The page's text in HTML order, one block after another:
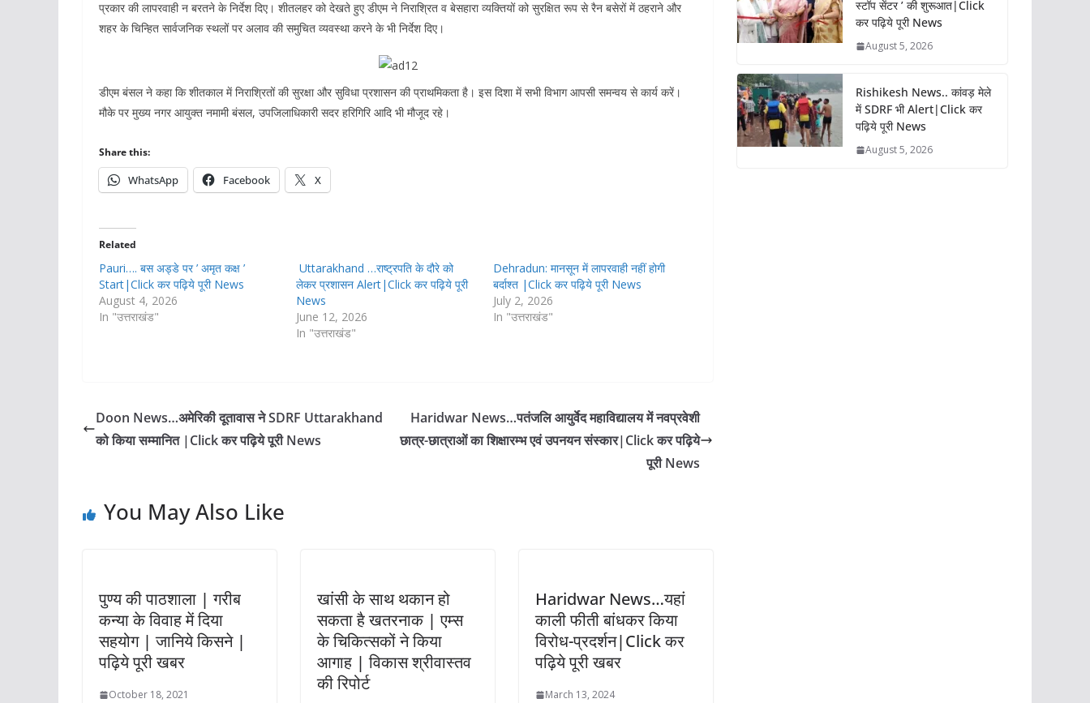
प्रकार की लापरवाही न बरतने के निर्देश दिए। शीतलहर को देखते हुए डीएम ने निराश्रित व बेसहारा व्यक्तियों को सुरक्षित रूप से रैन बसेरों में ठहराने और
शहर के चिन्हित सार्वजनिक स्थलों पर अलाव की समुचित व्यवस्था करने के भी निर्देश दिए।
डीएम बंसल ने कहा कि शीतकाल में निराश्रितों की सुरक्षा और सुविधा प्रशासन की प्राथमिकता है। इस दिशा में सभी विभाग आपसी समन्वय से कार्य करें।
मौके पर मुख्य नगर आयुक्त नमामी बंसल, उपजिलाधिकारी सदर हरिगिरि आदि भी मौजूद रहे।
Share this:
WhatsApp Facebook X
Related
Pauri…. बस अड्डे पर ’ अमृत कक्ष ’
Start|Click कर पढ़िये पूरी News
August 4, 2026
In "उत्तराखंड"
Uttarakhand …राष्ट्रपति के दौरे को
लेकर प्रशासन Alert|Click कर पढ़िये पूरी
News
June 12, 2026
In "उत्तराखंड"
Dehradun: मानसून में लापरवाही नहीं होगी
बर्दाश्त |Click कर पढ़िये पूरी News
July 2, 2026
In "उत्तराखंड"
Doon News…अमेरिकी दूतावास ने SDRF Uttarakhand
को किया सम्मानित |Click कर पढ़िये पूरी News
Haridwar News…पतंजलि आयुर्वेद महाविद्यालय में नवप्रवेशी
छात्र-छात्राओं का शिक्षारम्भ एवं उपनयन संस्कार|Click कर पढ़िये
पूरी News
You May Also Like
पुण्य की पाठशाला | गरीब
कन्या के विवाह में दिया
सहयोग | जानिये किसने |
पढ़िये पूरी खबर
October 18, 2021
खांसी के साथ थकान हो
सकता है खतरनाक | एम्स
के चिकित्सकों ने किया
आगाह | विकास श्रीवास्तव
की रिपोर्ट
Haridwar News…यहां
काली फीती बांधकर किया
विरोध-प्रदर्शन|Click कर
पढ़िये पूरी खबर
March 13, 2024
स्टॉप सेंटर ’ की शुरूआत|Click
कर पढ़िये पूरी News
August 5, 2026
Rishikesh News.. कांवड़ मेले
में SDRF भी Alert|Click कर
पढ़िये पूरी News
August 5, 2026